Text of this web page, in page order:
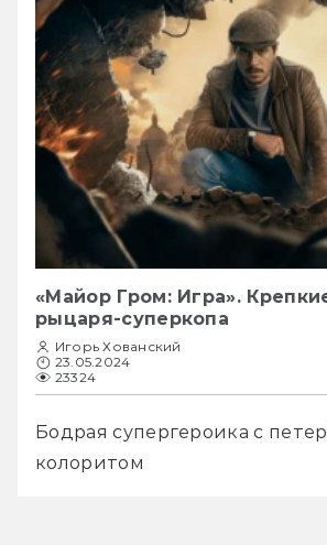
«Майор Гром: Игра».
рыцаря-суперкопа
Игорь Хованский
23.05.2024
23324
Бодрая супергероика с
колоритом